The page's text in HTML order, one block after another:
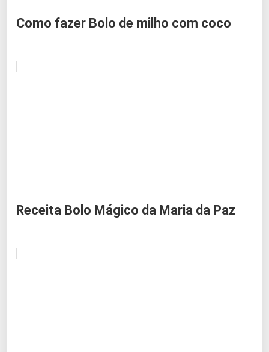
Como fazer Bolo de milho com coco
Receita Bolo Mágico da Maria da Paz